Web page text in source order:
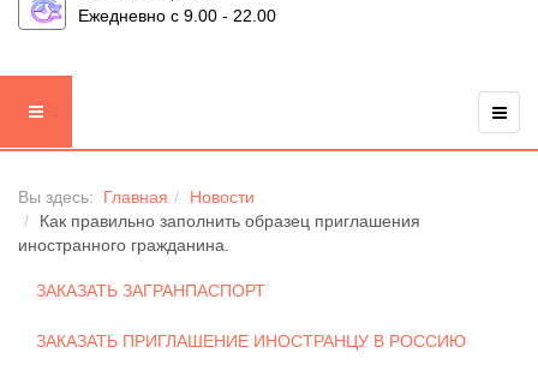
Ежедневно с 9.00 - 22.00
Вы здесь: Главная
Новости
Как правильно заполнить образец приглашения
иностранного гражданина.
ЗАКАЗАТЬ ЗАГРАНПАСПОРТ
ЗАКАЗАТЬ ПРИГЛАШЕНИЕ ИНОСТРАНЦУ В РОССИЮ